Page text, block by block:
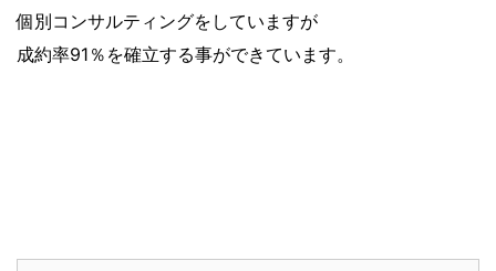
個別コンサルティングをしていますが
成約率91％を確立する事ができています。